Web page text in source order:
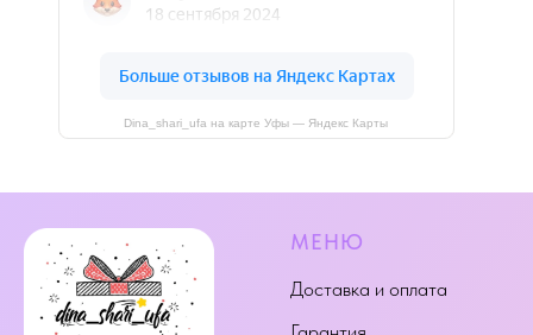
Dina_shari_ufa на карте Уфы — Яндекс Карты
МЕНЮ
Доставка и оплата